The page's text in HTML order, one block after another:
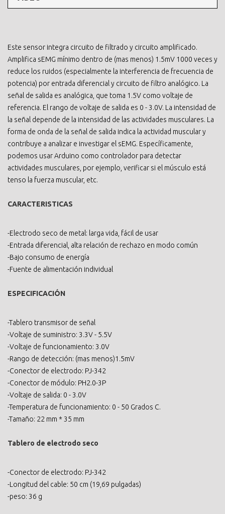
Este sensor integra circuito de filtrado y circuito amplificado.
Amplifica sEMG mínimo dentro de (mas menos) 1.5mV 1000 veces y
reduce los ruidos (especialmente la interferencia de frecuencia de
potencia) por entrada diferencial y circuito de filtro analógico. La
señal de salida es analógica, que toma 1.5V como voltaje de
referencia. El rango de voltaje de salida es 0 - 3.0V. La intensidad de
la señal depende de la intensidad de las actividades musculares. La
forma de onda de la señal de salida indica la actividad muscular y
contribuye a analizar e investigar el sEMG. Específicamente,
podemos usar Arduino como controlador para detectar
actividades musculares, por ejemplo, verificar si el músculo está
tenso la fuerza muscular, etc.
CARACTERISTICAS
-Electrodo seco de metal: larga vida, fácil de usar
-Entrada diferencial, alta relación de rechazo en modo común
-Bajo consumo de energía
-Fuente de alimentación individual
ESPECIFICACIÓN
-Tablero transmisor de señal
-Voltaje de suministro: 3.3V - 5.5V
-Voltaje de funcionamiento: 3.0V
-Rango de detección: (mas menos)1.5mV
-Conector de electrodo: PJ-342
-Conector de módulo: PH2.0-3P
-Voltaje de salida: 0 - 3.0V
-Temperatura de funcionamiento: 0 - 50 Grados C.
-Tamaño: 22 mm * 35 mm
Tablero de electrodo seco
-Conector de electrodo: PJ-342
-Longitud del cable: 50 cm (19,69 pulgadas)
-peso: 36 g